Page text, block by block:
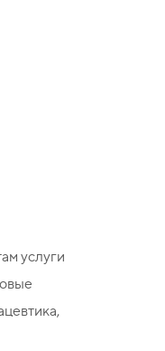
услуги